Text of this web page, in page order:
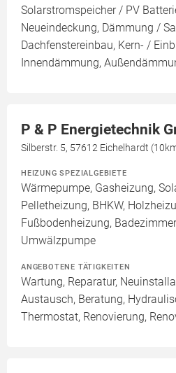
Solarstromspeicher / PV
Neueindeckung, Dämmung /
Dachfenstereinbau, Kern- /
Innendämmung,
P & P Energietechnik
Silberstr. 5, 57612 Eichelhardt
HEIZUNG SPEZIALGEBIETE
Wärmepumpe, Gasheizung,
Pelletheizung, BHKW,
Fußbodenheizung,
Umwälzpumpe
ANGEBOTENE TÄTIGKEITEN
Wartung, Reparatur,
Austausch, Beratung,
Thermostat, Renovierung,